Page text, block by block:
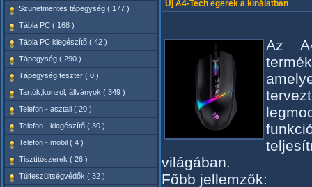
Szünetmentes tápegység ( 177 )
Tábla PC ( 168 )
Tábla PC kiegészítő ( 42 )
Tápegység ( 290 )
Tápegység teszter ( 0 )
Tartók,konzol, állványok ( 349 )
Telefon - asztali ( 20 )
Telefon - kiegészítő ( 30 )
Telefon - mobil ( 4 )
Tisztítószerek ( 26 )
Túlfeszültségvédők ( 32 )
Új A4-Tech egerek a kínálatban
Az
világában.
Főbb jellemzők: